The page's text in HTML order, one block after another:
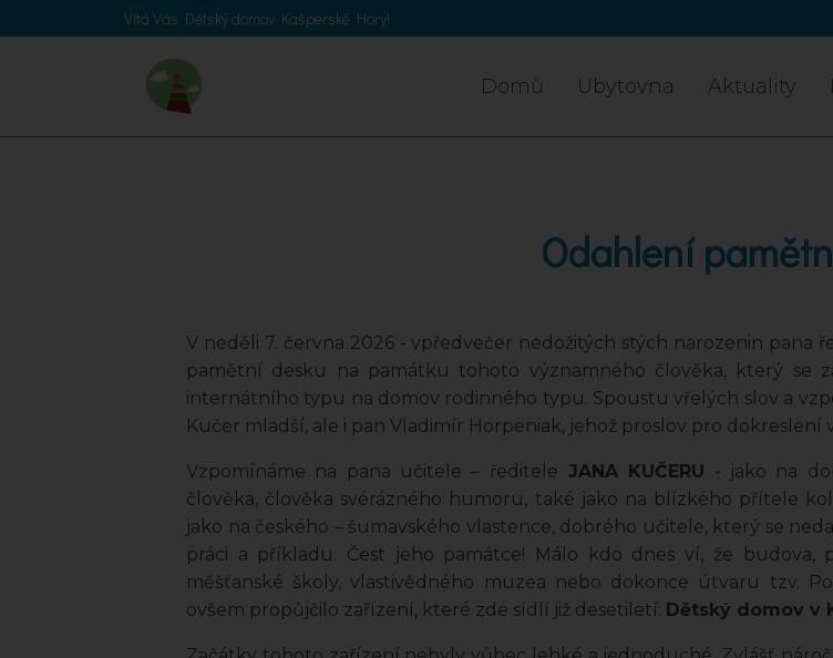
Vítá Vás Dětský domov Kašperské Hory!
Domů Ubytovna Aktuality
Odahlení
V neděli 7. června 2026 - vpředvečer nedožitých stých narozenin pana
pamětní desku na památku tohoto významného člověka, který se
internátního typu na domov rodinného typu. Spoustu vřelých slov a
Kučer mladší, ale i pan Vladimír Horpeniak, jehož proslov pro
Vzpomínáme na pana učitele – ředitele JANA KUČERU - jako na
člověka, člověka svérázného humoru, také jako na blízkého přítele
jako na českého – šumavského vlastence, dobrého učitele, který se
práci a příkladu. Čest jeho památce! Málo kdo dnes ví, že budova,
měšťanské školy, vlastivědného muzea nebo dokonce útvaru tzv.
ovšem propůjčilo zařízení, které zde sídlí již desetiletí: Dětský domov v